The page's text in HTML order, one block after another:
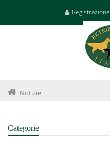
Registrazione
Notizie
Categorie